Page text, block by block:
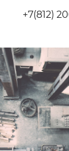
+7(812)